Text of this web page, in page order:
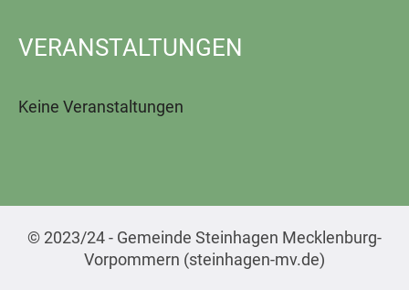
VERANSTALTUNGEN
Keine Veranstaltungen
© 2023/24 - Gemeinde Steinhagen Mecklenburg-
Vorpommern (steinhagen-mv.de)